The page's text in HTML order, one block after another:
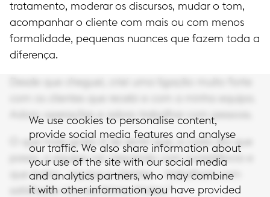
tratamento, moderar os discursos, mudar o tom,
acompanhar o cliente com mais ou com menos
formalidade, pequenas nuances que fazem toda a
diferença.
Adoro operações e adoro trabalhar com pessoas.
O que mais gosto é de sentir que, a cada dia que
passa, a equipa vai crescendo com consistência e
que todos - equipa e clientes - trabalham com
satisfação nos escritórios Maleo.”
We use cookies to personalise content,
provide social media features and analyse
our traffic. We also share information about
your use of the site with our social media
and analytics partners, who may combine
it with other information you have provided